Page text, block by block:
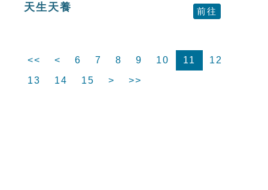
天生天養 前往
<< < 6 7 8 9 10 11
12
13
14 15 > >>